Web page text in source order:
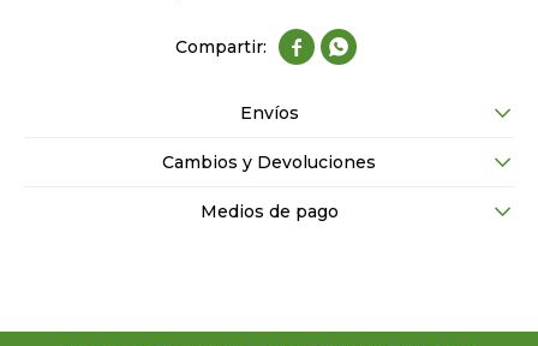
 
Envíos
Cambios y Devoluciones
Medios de pago